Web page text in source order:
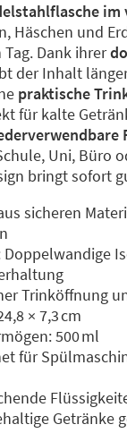
im
Häschen und
Dank ihrer
der Inhalt
praktische
für kalte
Uni, Büro
bringt sofort
sicheren
Doppelwandige
Trinköffnung
× 7,3 cm
500 ml
für
Getränke